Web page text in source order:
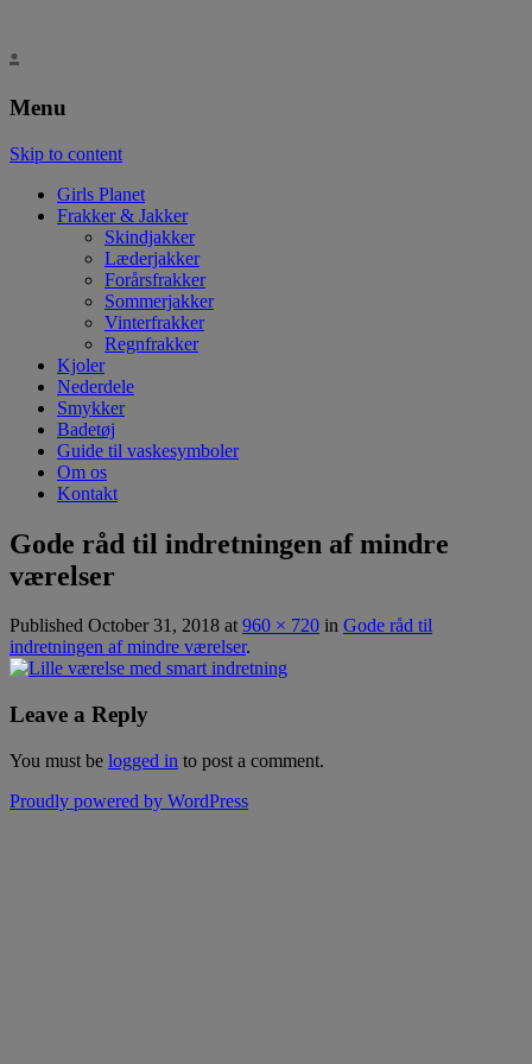
.
Menu
Skip to content
Girls Planet
Frakker & Jakker
Skindjakker
Læderjakker
Forårsfrakker
Sommerjakker
Vinterfrakker
Regnfrakker
Kjoler
Nederdele
Smykker
Badetøj
Guide til vaskesymboler
Om os
Kontakt
Gode råd til indretningen af mindre
værelser
Published October 31, 2018 at960 × 720 in Gode råd til
indretningen af mindre værelser.
Leave a Reply
You must be logged in to post a comment.
Proudly powered by WordPress